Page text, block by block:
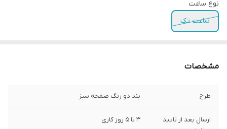
نوع ساعت
ساعت تک
مشخصات
طرح بند دو رنگ صفحه سبز
ارسال بعد از تایید
3 تا 5 روز کاری